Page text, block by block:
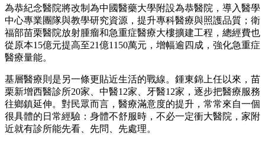
為恭紀念醫院將改制為中國醫藥大學附設為恭醫院，導入醫學
中心專業團隊與教學研究資源，提升專科醫療與照護品質；衛
福部苗栗醫院放射腫瘤和急重症醫療大樓擴建工程，總經費也
從原本15億元提高至21億1150萬元，增幅逾四成，強化急重症
醫療量能。
基層醫療則是另一條更貼近生活的戰線。鍾東錦上任以來，苗
栗新增西醫診所20家、中醫12家、牙醫12家，逐步把醫療服務
往鄉鎮延伸。對民眾而言，醫療滿意度的提升，常常來自一個
很具體的日常經驗：身體不舒服時，不必一定衝大醫院，家附
近就有診所能先看、先問、先處理。